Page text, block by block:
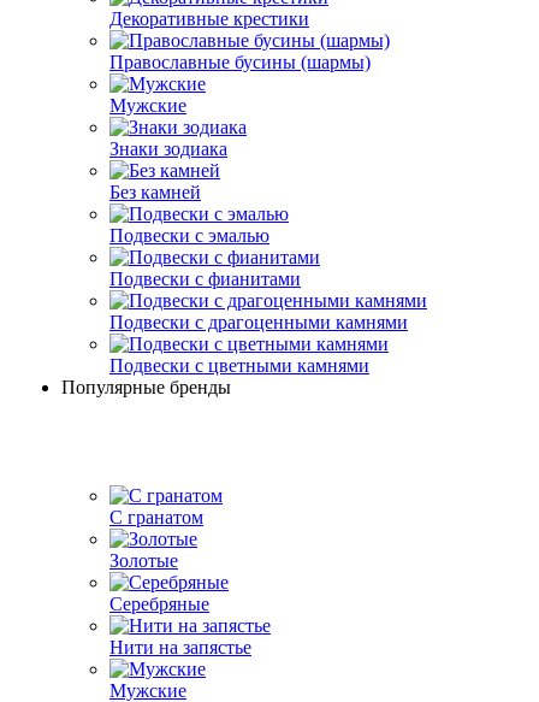
Декоративные крестики
Православные бусины (шармы)
Мужские
Знаки зодиака
Без камней
Подвески с эмалью
Подвески с фианитами
Подвески с драгоценными камнями
Подвески с цветными камнями
Популярные бренды
С гранатом
Золотые
Серебряные
Нити на запястье
Мужские